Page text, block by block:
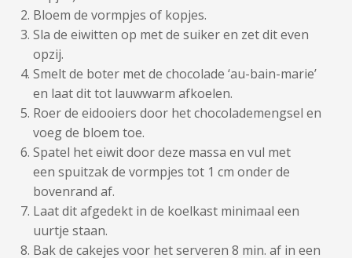
Bloem de vormpjes of kopjes.
Sla de eiwitten op met de suiker en zet dit even
opzij.
Smelt de boter met de chocolade ‘au-bain-marie’
en laat dit tot lauwwarm afkoelen.
Roer de eidooiers door het chocolademengsel en
voeg de bloem toe.
Spatel het eiwit door deze massa en vul met
een spuitzak de vormpjes tot 1 cm onder de
bovenrand af.
Laat dit afgedekt in de koelkast minimaal een
uurtje staan.
Bak de cakejes voor het serveren 8 min. af in een